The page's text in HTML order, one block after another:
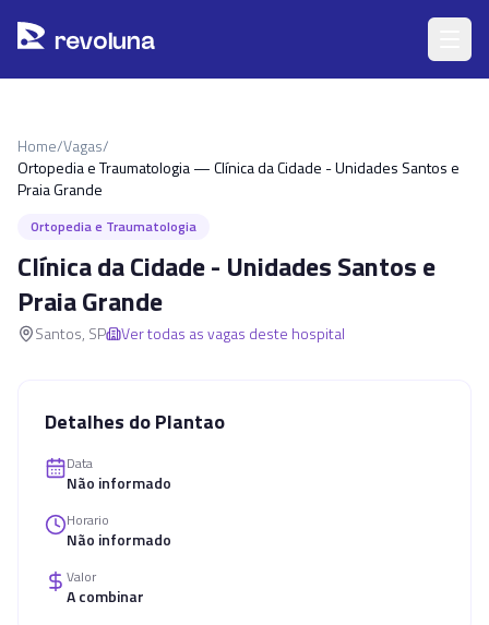
revoluna
Home/Vagas/
Ortopedia e Traumatologia — Clínica da Cidade - Unidades Santos e
Praia Grande
Ortopedia e Traumatologia
Clínica da Cidade - Unidades Santos e
Praia Grande
Santos, SP Ver todas as vagas deste hospital
Detalhes do Plantao
Data
Não informado
Horario
Não informado
Valor
A combinar